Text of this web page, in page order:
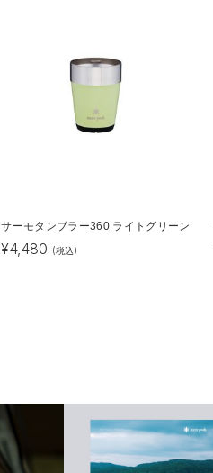
サーモタンブラー360 ライトグリーン
¥4,480 (税込)